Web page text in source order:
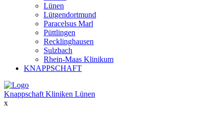
Lünen
Lütgendortmund
Paracelsus Marl
Püttlingen
Recklinghausen
Sulzbach
Rhein-Maas Klinikum
KNAPPSCHAFT
Knappschaft Kliniken Lünen
x